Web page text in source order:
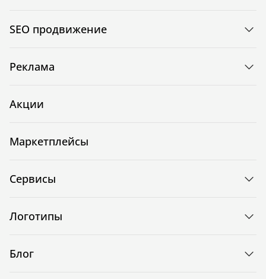
SEO продвижение
Реклама
Акции
Маркетплейсы
Сервисы
Логотипы
Блог